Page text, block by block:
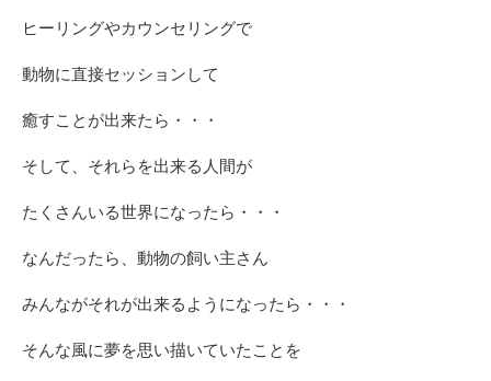
ヒーリングやカウンセリングで
動物に直接セッションして
癒すことが出来たら・・・
そして、それらを出来る人間が
たくさんいる世界になったら・・・
なんだったら、動物の飼い主さん
みんながそれが出来るようになったら・・・
そんな風に夢を思い描いていたことを